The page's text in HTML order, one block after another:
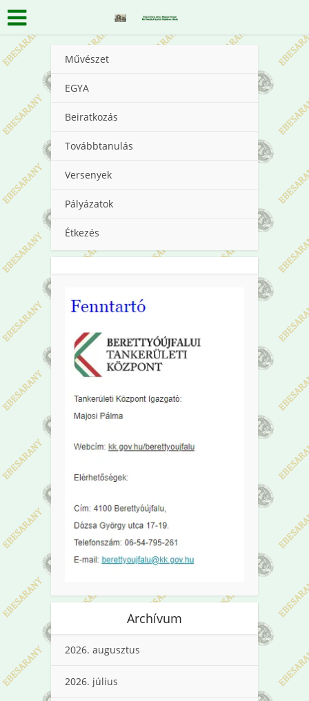
Művészet
EGYA
Beiratkozás
Továbbtanulás
Versenyek
Pályázatok
Étkezés
Archívum
2026. augusztus
2026. július